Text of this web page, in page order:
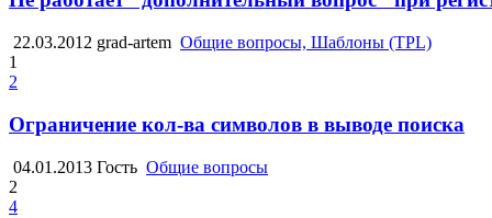
22.03.2012 grad-artem Общие вопросы, Шаблоны (TPL)
1
2
Ограничение кол-ва символов в выводе поиска
04.01.2013 Гость Общие вопросы
2
4